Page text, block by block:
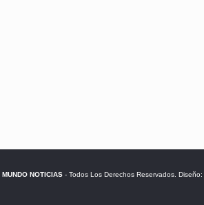
MUNDO NOTICIAS- Todos Los Derechos Reservados. Diseño: